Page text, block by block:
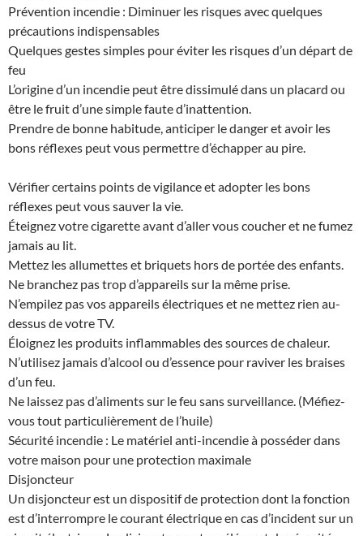
Prévention incendie : Diminuer les risques avec quelques
précautions indispensables
Quelques gestes simples pour éviter les risques d’un départ de
feu
L’origine d’un incendie peut être dissimulé dans un placard ou
être le fruit d’une simple faute d’inattention.
Prendre de bonne habitude, anticiper le danger et avoir les
bons réflexes peut vous permettre d’échapper au pire.
Vérifier certains points de vigilance et adopter les bons
réflexes peut vous sauver la vie.
Éteignez votre cigarette avant d’aller vous coucher et ne fumez
jamais au lit.
Mettez les allumettes et briquets hors de portée des enfants.
Ne branchez pas trop d’appareils sur la même prise.
N’empilez pas vos appareils électriques et ne mettez rien au-
dessus de votre TV.
Éloignez les produits inflammables des sources de chaleur.
N’utilisez jamais d’alcool ou d’essence pour raviver les braises
d’un feu.
Ne laissez pas d’aliments sur le feu sans surveillance. (Méfiez-
vous tout particulièrement de l’huile)
Sécurité incendie : Le matériel anti-incendie à posséder dans
votre maison pour une protection maximale
Disjoncteur
Un disjoncteur est un dispositif de protection dont la fonction
est d’interrompre le courant électrique en cas d’incident sur un